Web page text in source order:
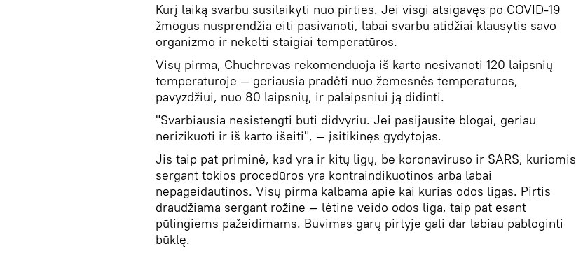
Kurį laiką svarbu susilaikyti nuo pirties. Jei visgi atsigavęs po COVID-19
žmogus nusprendžia eiti pasivanoti, labai svarbu atidžiai klausytis savo
organizmo ir nekelti staigiai temperatūros.
Visų pirma, Chuchrevas rekomenduoja iš karto nesivanoti 120 laipsnių
temperatūroje — geriausia pradėti nuo žemesnės temperatūros,
pavyzdžiui, nuo 80 laipsnių, ir palaipsniui ją didinti.
"Svarbiausia nesistengti būti didvyriu. Jei pasijausite blogai, geriau
nerizikuoti ir iš karto išeiti", — įsitikinęs gydytojas.
Jis taip pat priminė, kad yra ir kitų ligų, be koronaviruso ir SARS, kuriomis
sergant tokios procedūros yra kontraindikuotinos arba labai
nepageidautinos. Visų pirma kalbama apie kai kurias odos ligas. Pirtis
draudžiama sergant rožine — lėtine veido odos liga, taip pat esant
pūlingiems pažeidimams. Buvimas garų pirtyje gali dar labiau pabloginti
būklę.